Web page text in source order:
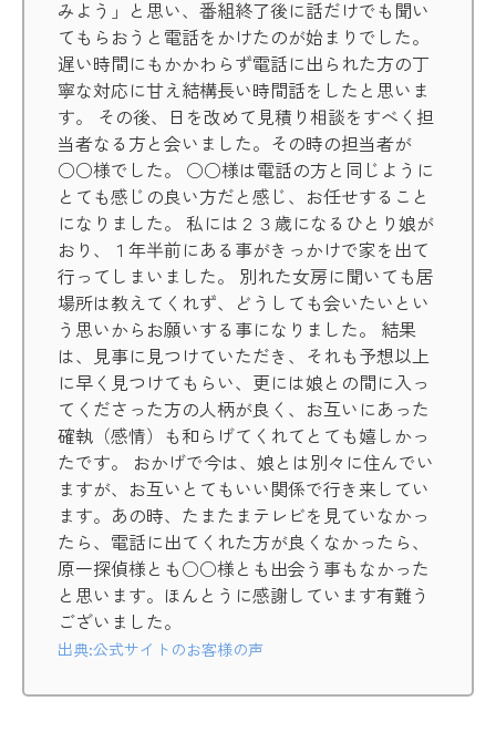
みよう」と思い、番組終了後に話だけでも聞い
てもらおうと電話をかけたのが始まりでした。
遅い時間にもかかわらず電話に出られた方の丁
寧な対応に甘え結構長い時間話をしたと思いま
す。 その後、日を改めて見積り相談をすべく担
当者なる方と会いました。その時の担当者が
○○様でした。 ○○様は電話の方と同じように
とても感じの良い方だと感じ、お任せすること
になりました。 私には２３歳になるひとり娘が
おり、１年半前にある事がきっかけで家を出て
行ってしまいました。 別れた女房に聞いても居
場所は教えてくれず、どうしても会いたいとい
う思いからお願いする事になりました。 結果
は、見事に見つけていただき、それも予想以上
に早く見つけてもらい、更には娘との間に入っ
てくださった方の人柄が良く、お互いにあった
確執（感情）も和らげてくれてとても嬉しかっ
たです。 おかげで今は、娘とは別々に住んでい
ますが、お互いとてもいい関係で行き来してい
ます。あの時、たまたまテレビを見ていなかっ
たら、電話に出てくれた方が良くなかったら、
原一探偵様とも○○様とも出会う事もなかった
と思います。ほんとうに感謝しています有難う
ございました。
出典:公式サイトのお客様の声